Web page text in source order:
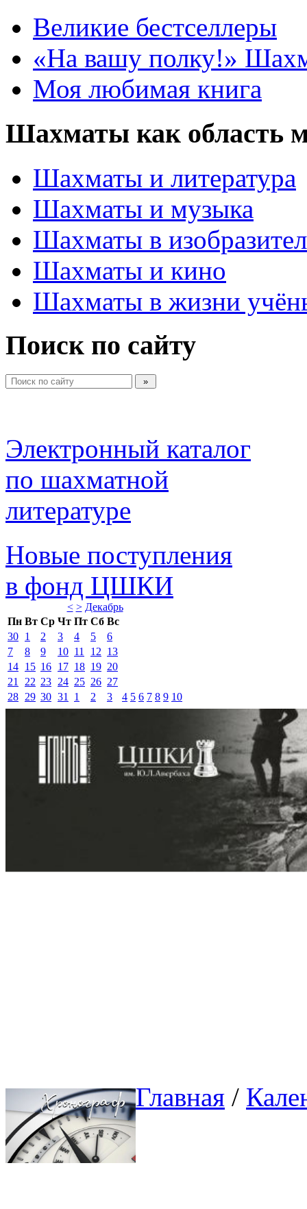
Великие бестселлеры
«На вашу полку!»
Моя любимая книга
Шахматы как область
Шахматы и литература
Шахматы и музыка
Шахматы в
Шахматы и кино
Шахматы в жизни
Поиск по сайту
Электронный каталог
по шахматной
литературе
Новые поступления
в фонд ЦШКИ
< > Декабрь
Пн Вт Ср Чт Пт Сб Вс
30 1 2 3 4 5
6
7
8 9 10 11 12 13
14 15 16 17 18 19 20
21
22 23 24 25 26 27
28 29 30 31 1 2 3 4 5 6 7 8 9 10
Главная /